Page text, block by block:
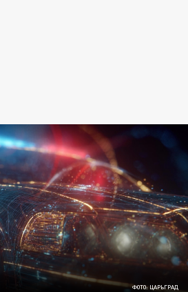
ФОТО: ЦАРЬГРАД